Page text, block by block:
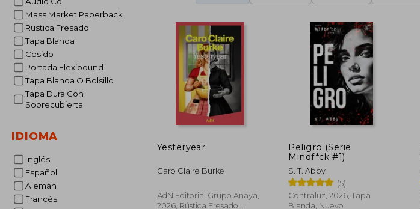
Mass Market Paperback
Rustica Fresado
Tapa Blanda
Cosido
Portada Flexibound
Tapa Blanda O Bolsillo
Tapa Dura Con
Sobrecubierta
IDIOMA
Inglés
Español
Alemán
Francés
Yesteryear
Caro Claire Burke
AdN Editorial Grupo Anaya,
2026, Rústica Fresado,
Peligro (Serie
Mindf*ck #1)
S. T. Abby
(5)
Contraluz, 2026, Tapa
Blanda, Nuevo